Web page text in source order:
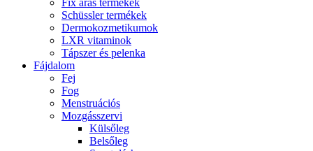
Fix áras termékek
Schüssler termékek
Dermokozmetikumok
LXR vitaminok
Tápszer és pelenka
Fájdalom
Fej
Fog
Menstruációs
Mozgásszervi
Külsőleg
Belsőleg